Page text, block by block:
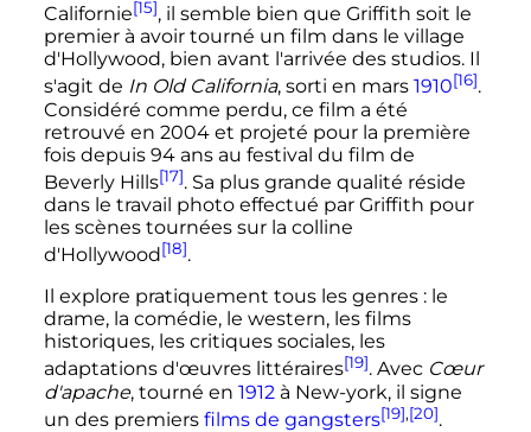
Californie[15], il semble bien que Griffith soit le
premier à avoir tourné un film dans le village
d'Hollywood, bien avant l'arrivée des studios. Il
s'agit de In Old California, sorti en mars 1910[16].
Considéré comme perdu, ce film a été
retrouvé en 2004 et projeté pour la première
fois depuis 94 ans au festival du film de
Beverly Hills[17]. Sa plus grande qualité réside
dans le travail photo effectué par Griffith pour
les scènes tournées sur la colline
d'Hollywood[18].
Il explore pratiquement tous les genres : le
drame, la comédie, le western, les films
historiques, les critiques sociales, les
adaptations d'œuvres littéraires[19]. Avec Cœur
d'apache, tourné en 1912 à New-york, il signe
un des premiers films de gangsters[19],[20].